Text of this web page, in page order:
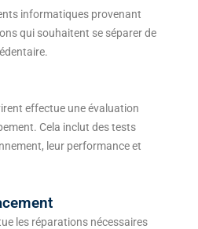
informatiques provenant
qui souhaitent se séparer de
effectue une évaluation
Cela inclut des tests
leur performance et
les réparations nécessaires